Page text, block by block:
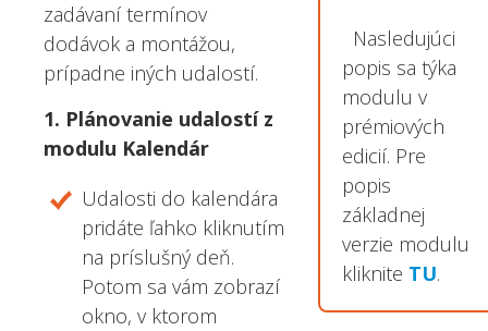
Nasledujúci
popis sa týka
modulu v
prémiových
edicií. Pre
popis
základnej
verzie modulu
kliknite TU.
zadávaní termínov
dodávok a montážou,
prípadne iných udalostí.
1. Plánovanie udalostí z
modulu Kalendár
Udalosti do kalendára
pridáte ľahko kliknutím
na príslušný deň.
Potom sa vám zobrazí
okno, v ktorom